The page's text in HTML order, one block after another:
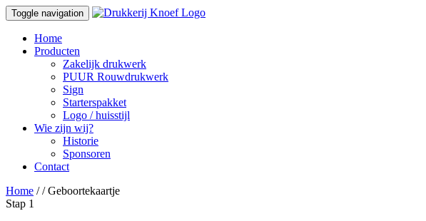
Toggle navigation
Home
Producten
Zakelijk drukwerk
PUUR Rouwdrukwerk
Sign
Starterspakket
Logo / huisstijl
Wie zijn wij?
Historie
Sponsoren
Contact
Home // Geboortekaartje
Stap 1